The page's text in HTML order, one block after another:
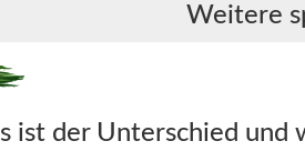
Weitere
ist der Unterschied und